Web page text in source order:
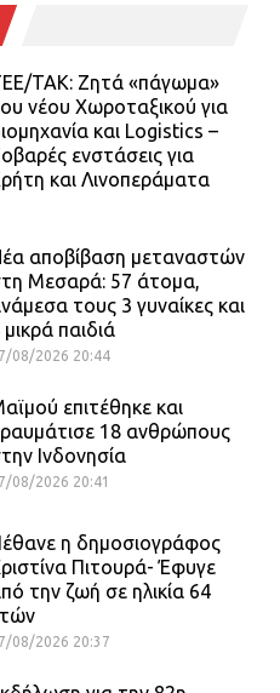
ΤΑΚ: Ζητά «πάγωμα»
νέου Χωροταξικού για
και Logistics –
ενστάσεις για
και Λινοπεράματα
αποβίβαση μεταναστών
Μεσαρά: 57 άτομα,
τους 3 γυναίκες και
μικρά παιδιά
08/2026 20:44
επιτέθηκε και
18 ανθρώπους
Ινδονησία
08/2026 20:41
η δημοσιογράφος
Πιτουρά- Έφυγε
την ζωή σε ηλικία 64
08/2026 20:37